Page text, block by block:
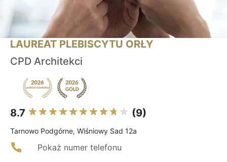
LAUREAT PLEBISCYTU ORŁY
CPD Architekci
8.7 (9)
Tarnowo Podgórne, Wiśniowy Sad 12a
Pokaż numer telefonu